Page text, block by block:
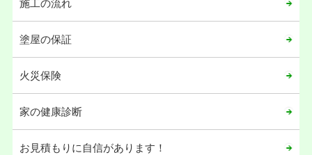
施工の流れ
塗屋の保証
火災保険
家の健康診断
お見積もりに自信があります！